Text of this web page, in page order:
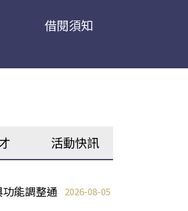
借閱須知
活動快訊
功能調整通
2026-08-05